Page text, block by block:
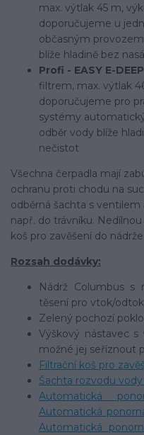
max. výtlak 45 m,
doporučujeme u
občasným
blíže hladině bez
Profi - EASY E-
filtrem, max. výtlak
doporučujeme pro
systémy
odběr vody blíže
nečistot
Všechna čerpadla mají
ochranu proti chodu na
odběrná šachta s
např. do trávníku.
koš pro zavěšení do
Rozsah dodávky:
Nádrž Columbus s
těsení pro vtok/odtok
Zelený pochozí
Výškový nástavec
možné jej seříznout
Filtrační koš pro
Šachta rozvodu
Automatická
Automatická
Automatická